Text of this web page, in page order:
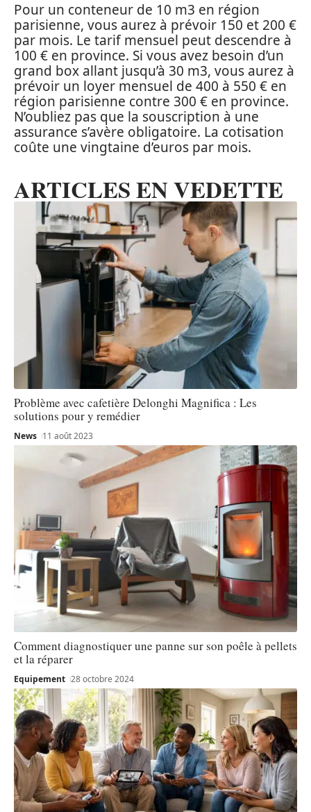
Pour un conteneur de 10 m3 en région
parisienne, vous aurez à prévoir 150 et 200 €
par mois. Le tarif mensuel peut descendre à
100 € en province. Si vous avez besoin d’un
grand box allant jusqu’à 30 m3, vous aurez à
prévoir un loyer mensuel de 400 à 550 € en
région parisienne contre 300 € en province.
N’oubliez pas que la souscription à une
assurance s’avère obligatoire. La cotisation
coûte une vingtaine d’euros par mois.
ARTICLES EN VEDETTE
Problème avec cafetière Delonghi Magnifica : Les
solutions pour y remédier
News 11 août 2023
Comment diagnostiquer une panne sur son poêle à pellets
et la réparer
Equipement 28 octobre 2024